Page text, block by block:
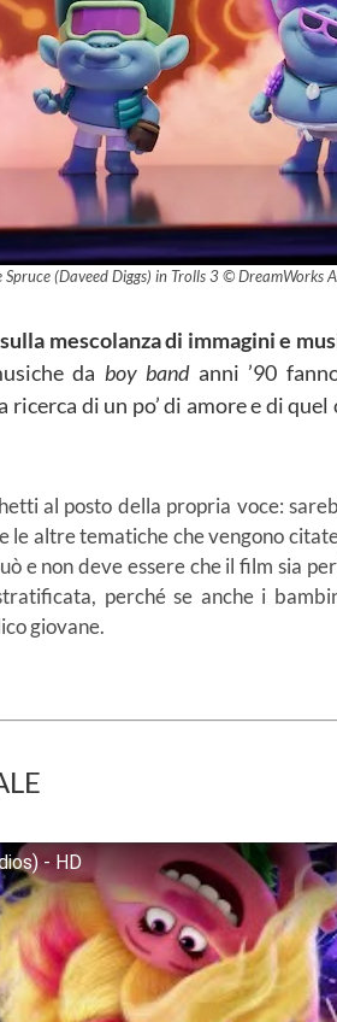
(Daveed Diggs) in Trolls 3 © DreamWorks
mescolanza di immagini e
da boy bandanni ’90
di un po’ di amore e di
al posto della propria voce:
altre tematiche che vengono
e non deve essere che il film sia
perché se anche i
giovane.
- HD